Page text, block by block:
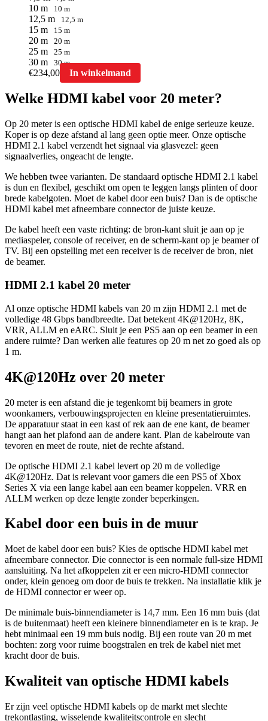
10 m 10 m
12,5 m 12,5 m
15 m 15 m
20 m 20 m
25 m 25 m
30 m 30 m
€234,00 In winkelmand
product
heeft
meerdere
Deze
optie
kan
op
de
productpagina
Welke HDMI kabel voor 20 meter?
Op 20 meter is een optische HDMI kabel de enige serieuze keuze.
Koper is op deze afstand al lang geen optie meer. Onze optische
HDMI 2.1 kabel verzendt het signaal via glasvezel: geen
signaalverlies, ongeacht de lengte.
We hebben twee varianten. De standaard optische HDMI 2.1 kabel
is dun en flexibel, geschikt om open te leggen langs plinten of door
brede kabelgoten. Moet de kabel door een buis? Dan is de optische
HDMI kabel met afneembare connector de juiste keuze.
De kabel heeft een vaste richting: de bron-kant sluit je aan op je
mediaspeler, console of receiver, en de scherm-kant op je beamer of
TV. Bij een opstelling met een receiver is de receiver de bron, niet
de beamer.
HDMI 2.1 kabel 20 meter
Al onze optische HDMI kabels van 20 m zijn HDMI 2.1 met de
volledige 48 Gbps bandbreedte. Dat betekent 4K@120Hz, 8K,
VRR, ALLM en eARC. Sluit je een PS5 aan op een beamer in een
andere ruimte? Dan werken alle features op 20 m net zo goed als op
1 m.
4K@120Hz over 20 meter
20 meter is een afstand die je tegenkomt bij beamers in grote
woonkamers, verbouwingsprojecten en kleine presentatieruimtes.
De apparatuur staat in een kast of rek aan de ene kant, de beamer
hangt aan het plafond aan de andere kant. Plan de kabelroute van
tevoren en meet de route, niet de rechte afstand.
De optische HDMI 2.1 kabel levert op 20 m de volledige
4K@120Hz. Dat is relevant voor gamers die een PS5 of Xbox
Series X via een lange kabel aan een beamer koppelen. VRR en
ALLM werken op deze lengte zonder beperkingen.
Kabel door een buis in de muur
Moet de kabel door een buis? Kies de optische HDMI kabel met
afneembare connector. Die connector is een normale full-size HDMI
aansluiting. Na het afkoppelen zit er een micro-HDMI connector
onder, klein genoeg om door de buis te trekken. Na installatie klik je
de HDMI connector er weer op.
De minimale buis-binnendiameter is 14,7 mm. Een 16 mm buis (dat
is de buitenmaat) heeft een kleinere binnendiameter en is te krap. Je
hebt minimaal een 19 mm buis nodig. Bij een route van 20 m met
bochten: zorg voor ruime boogstralen en trek de kabel niet met
kracht door de buis.
Kwaliteit van optische HDMI kabels
Er zijn veel optische HDMI kabels op de markt met slechte
trekontlasting, wisselende kwaliteitscontrole en slecht